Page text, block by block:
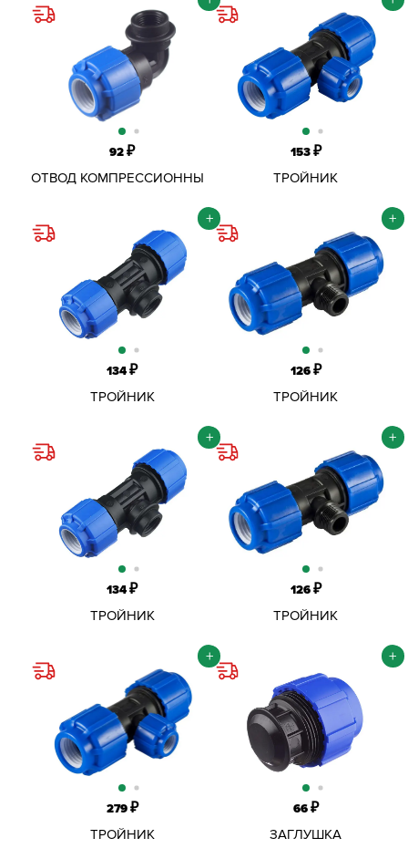
92₽
ОТВОД КОМПРЕССИОННЫЙ
153₽
ТРОЙНИК
ОБЖИМНОЙ ПНД D20 ММ
134₽
ТРОЙНИК
ОБЖИМНОЙ ПНД D20Х1/2"
+
126₽
ТРОЙНИК
ОБЖИМНОЙ ПНД D20Х1/2"
+
134₽
ТРОЙНИК
ОБЖИМНОЙ ПНД D20Х3/4"
+
126₽
ТРОЙНИК
ОБЖИМНОЙ ПНД D20Х3/4"
НР
+
279₽
ТРОЙНИК
+
66₽
ЗАГЛУШКА
+